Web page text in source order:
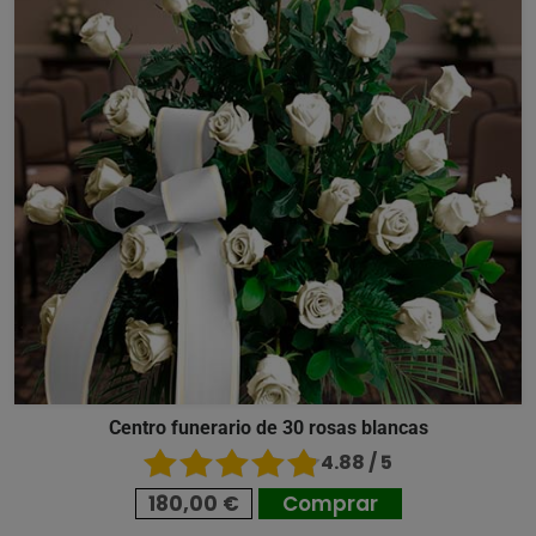
Centro funerario de 30 rosas blancas
4.88 / 5
180,00 € Comprar